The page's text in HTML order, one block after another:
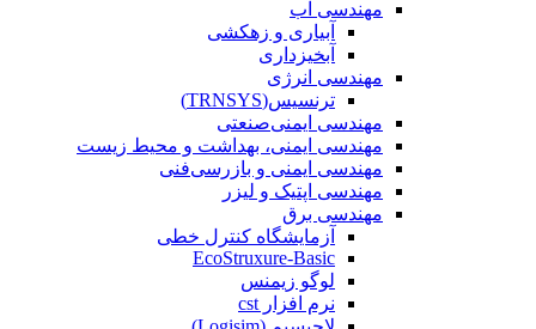
مهندسی آب
آبیاری و زهکشی
آبخیزداری
مهندسی انرژی
ترنسیس(TRNSYS)
مهندسی ایمنی‌صنعتی
مهندسی ایمنی، بهداشت و محیط زیست
مهندسی ایمنی‌ و‌ بازرسی‌فنی
مهندسی اپتیک و لیزر
مهندسی برق
آزمایشگاه کنترل خطی
EcoStruxure-Basic
لوگو زیمنس
نرم افزار cst